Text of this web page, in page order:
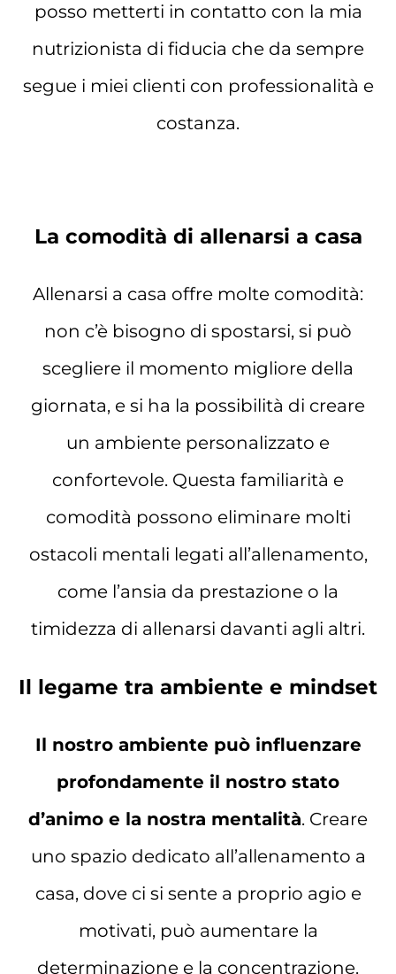
posso metterti in contatto con la mia
nutrizionista di fiducia che da sempre
segue i miei clienti con professionalità e
costanza.
La comodità di allenarsi a casa
Allenarsi a casa offre molte comodità:
non c’è bisogno di spostarsi, si può
scegliere il momento migliore della
giornata, e si ha la possibilità di creare
un ambiente personalizzato e
confortevole. Questa familiarità e
comodità possono eliminare molti
ostacoli mentali legati all’allenamento,
come l’ansia da prestazione o la
timidezza di allenarsi davanti agli altri.
Il legame tra ambiente e mindset
Il nostro ambiente può influenzare
profondamente il nostro stato
d’animo e la nostra mentalità. Creare
uno spazio dedicato all’allenamento a
casa, dove ci si sente a proprio agio e
motivati, può aumentare la
determinazione e la concentrazione.